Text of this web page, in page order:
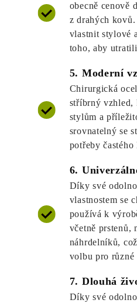
obecně cenově
z drahých
vlastnit stylové
toho, aby
5. Moderní
Chirurgická
stříbrný vzhled,
stylům a
srovnatelný se
potřeby častého
6.
Díky své
vlastnostem se
používá k
včetně prstenů,
náhrdelníků,
volbu pro
7. Dlouhá
Díky své